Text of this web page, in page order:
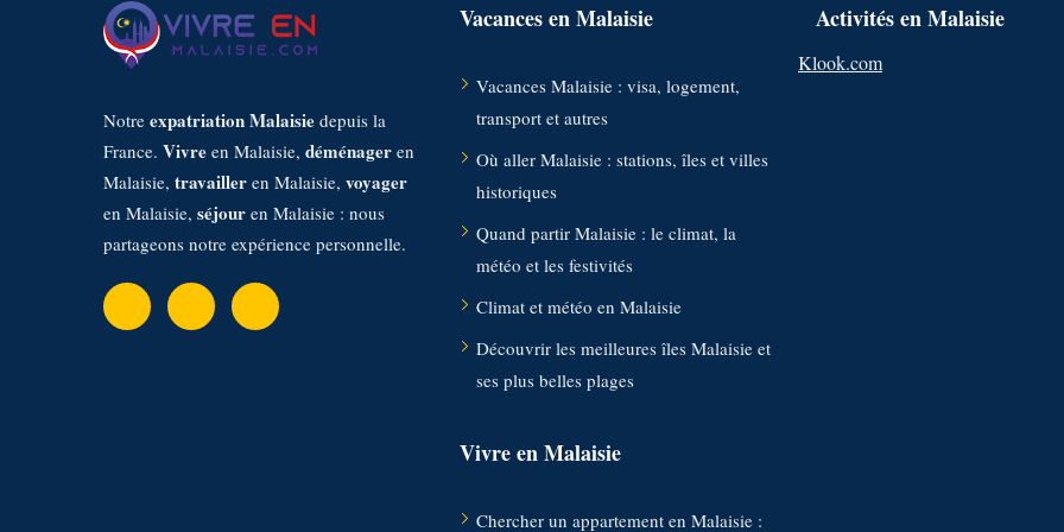
Notre expatriation Malaisie depuis la
France. Vivre en Malaisie, déménager en
Malaisie, travailler en Malaisie, voyager
en Malaisie, séjour en Malaisie : nous
partageons notre expérience personnelle.
Vacances en Malaisie
Vacances Malaisie : visa, logement,
transport et autres
Où aller Malaisie : stations, îles et villes
historiques
Quand partir Malaisie : le climat, la
météo et les festivités
Climat et météo en Malaisie
Découvrir les meilleures îles Malaisie et
ses plus belles plages
Vivre en Malaisie
Chercher un appartement en Malaisie :
Activités en Malaisie
Klook.com